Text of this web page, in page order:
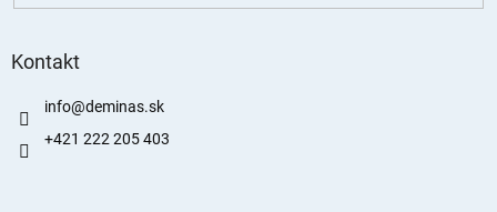
Kontakt
info@deminas.sk
+421 222 205 403